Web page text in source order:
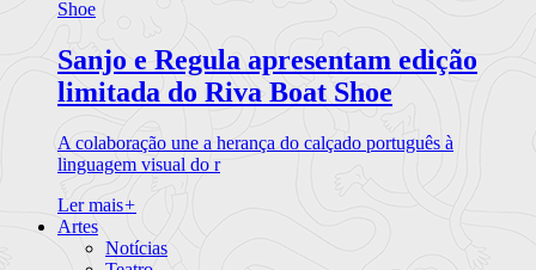
Sanjo e Regula apresentam edição
limitada do Riva Boat Shoe
A colaboração une a herança do calçado português à
linguagem visual do r
Ler mais+
Artes
Notícias